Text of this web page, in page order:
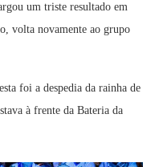
um triste resultado em
volta novamente ao grupo
foi a despedia da rainha de
à frente da Bateria da